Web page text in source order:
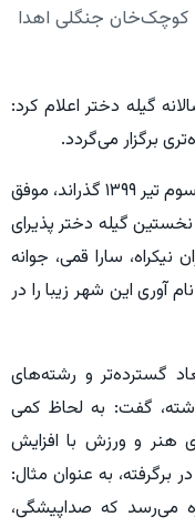
کوچک‌خان جنگلی اهدا
گیله دختر اعلام کرد:
این جشنواره که نخستین تجربه خود را در سوم تیر ۱۳۹۹ گذراند، موفق
گیله دختر پذیرای
سارا قمی، جوانه
آوری این شهر زیبا را در
گسترده‌تر و رشته‌های
گفت: به لحاظ کمی
۱۴۰۰ در دسته‌های هنر و ورزش با افزایش
به عنوان مثال:
دسته هنر از ۴ به ۱۶ جایزه می‌رسد که صداپیشگی،